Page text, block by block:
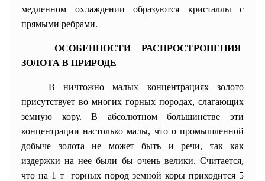
медленном охлаждении образуются кристаллы с
прямыми ребрами.
ОСОБЕННОСТИ РАСПРОСТРОНЕНИЯ
ЗОЛОТА В ПРИРОДЕ
В ничтожно малых концентрациях золото
присутствует во многих горных породах, слагающих
земную кору. В абсолютном большинстве эти
концентрации настолько малы, что о промышленной
добыче золота не может быть и речи, так как
издержки на нее были бы очень велики. Считается,
что на 1 т горных пород земной коры приходится 5